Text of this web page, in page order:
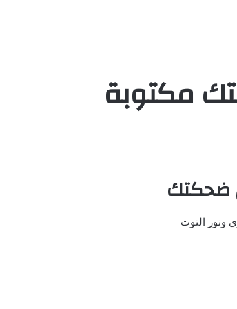
مكتوبة
ضحكتك
ونور التوت